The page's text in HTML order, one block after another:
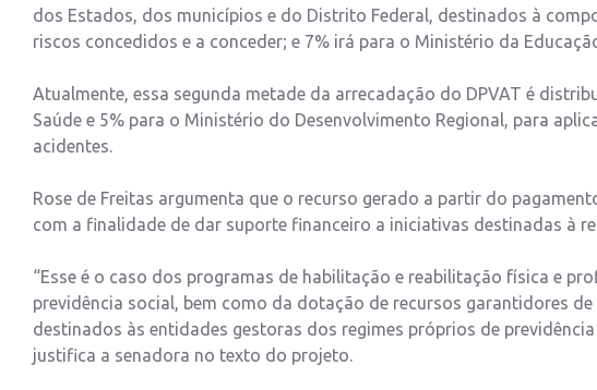
dos Estados, dos municípios e do Distrito Federal, destinados à
riscos concedidos e a conceder; e 7% irá para o Ministério da
Atualmente, essa segunda metade da arrecadação do DPVAT é
Saúde e 5% para o Ministério do Desenvolvimento Regional, para
acidentes.
Rose de Freitas argumenta que o recurso gerado a partir do
com a finalidade de dar suporte financeiro a iniciativas destinadas à
“Esse é o caso dos programas de habilitação e reabilitação física e
previdência social, bem como da dotação de recursos garantidores
destinados às entidades gestoras dos regimes próprios de
justifica a senadora no texto do projeto.